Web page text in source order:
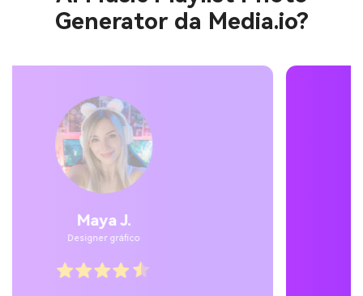
Generator da Media.io?
Utilizador temporário